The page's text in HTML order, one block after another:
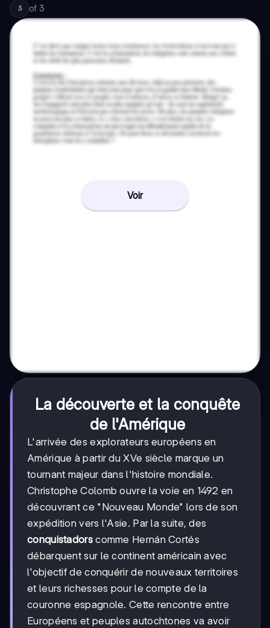
3 of 3
Voir
La découverte et la conquête
de l'Amérique
L'arrivée des explorateurs européens en
Amérique à partir du XVe siècle marque un
tournant majeur dans l'histoire mondiale.
Christophe Colomb ouvre la voie en 1492 en
découvrant ce "Nouveau Monde" lors de son
expédition vers l'Asie. Par la suite, des
conquistadorscomme Hernán Cortés
débarquent sur le continent américain avec
l'objectif de conquérir de nouveaux territoires
et leurs richesses pour le compte de la
couronne espagnole. Cette rencontre entre
Européens et peuples autochtones va avoir